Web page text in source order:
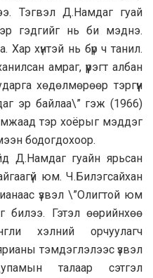
Тэгвэл Д.Намдаг гуай
гэдгийг нь би мэднэ.
Хар хүнтэй нь бүр ч танил.
амраг, үүрэгт албан
хөдөлмөрөөр тэргүүн
эр байлаа\” гэж (1966)
тэр хоёрыг мэддэг
бодогдохоор.
Д.Намдаг гуайн ярьсан
юм. Ч.Билэгсайхан
үзвэл \”Олигтой юм
билээ. Гэтэл өөрийнхөө
хэлний орчуулагч
тэмдэглэлээс үзвэл
талаар сэтгэл